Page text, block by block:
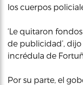
los cuerpos
‘Le quitaron
de publicidad’,
incrédula de
Por su parte, el